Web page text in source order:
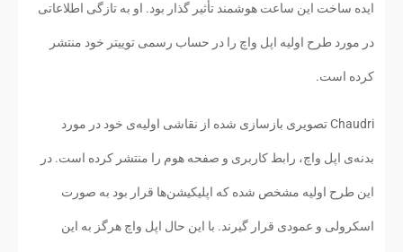
ایده ساخت این ساعت هوشمند تأثیر گذار بود. او به تازگی اطلاعاتی
در مورد طرح اولیه اپل واچ را در حساب رسمی توییتر خود منتشر
کرده است.
Chaudri تصویری بازسازی شده از نقاشی اولیه‌ی خود در مورد
بدنه‌ی اپل واچ، رابط کاربری و صفحه هوم را منتشر کرده است. در
این طرح اولیه مشخص شده که اپلیکیشن‌ها قرار بود به صورت
اسکرولی و عمودی قرار گیرند. با این حال اپل واچ هرگز به این